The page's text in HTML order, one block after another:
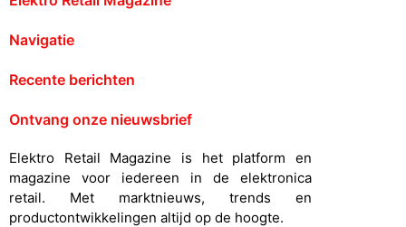
Navigatie
Recente berichten
Ontvang onze nieuwsbrief
Elektro Retail Magazine is het platform en
magazine voor iedereen in de elektronica
retail. Met marktnieuws, trends en
productontwikkelingen altijd op de hoogte.